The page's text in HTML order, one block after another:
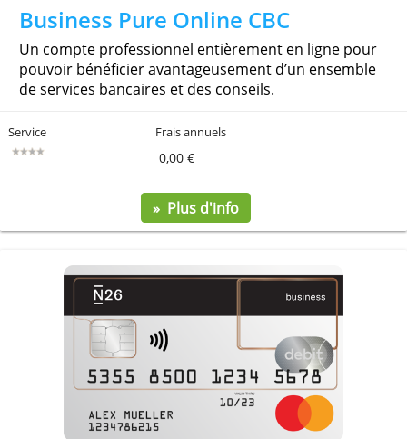
Service Frais annuels
0,00 €
» Plus d'info
Business Pure Online CBC